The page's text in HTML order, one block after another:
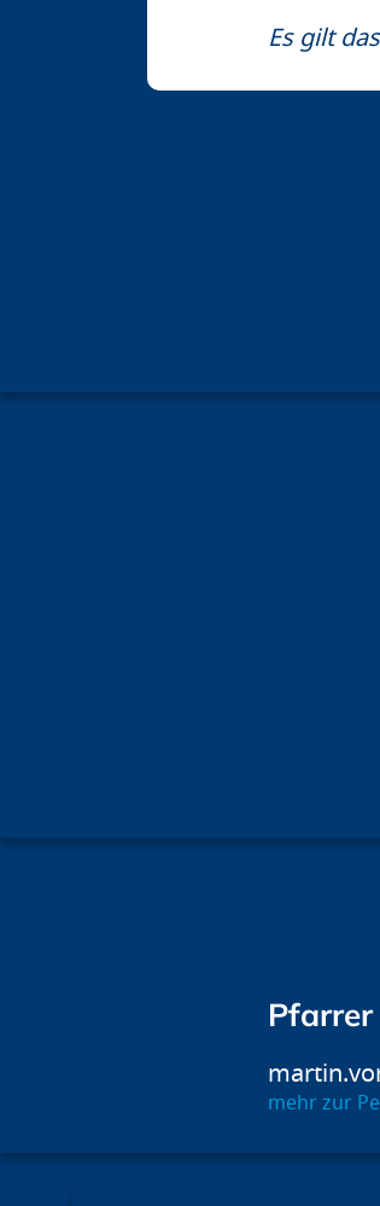
Es gilt
mehr zur